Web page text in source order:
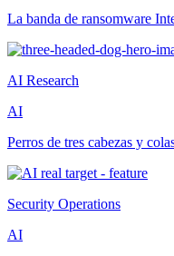
La banda de ransomware
AI Research
AI
Perros de tres cabezas y
Security Operations
AI